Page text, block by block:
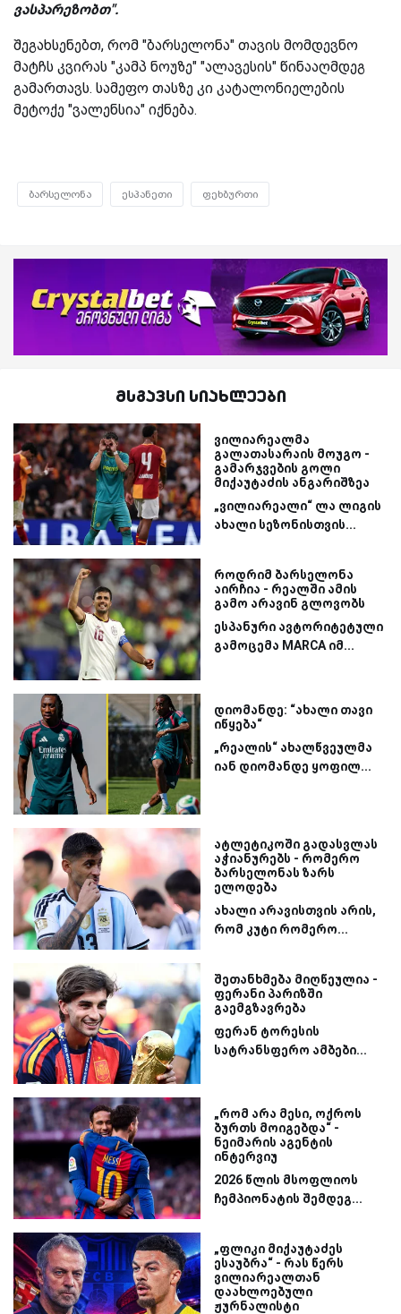
ვასპარეზობთ".
შეგახსენებთ, რომ "ბარსელონა" თავის მომდევნო
მატჩს კვირას "კამპ ნოუზე" "ალავესის" წინააღმდეგ
გამართავს. სამეფო თასზე კი კატალონიელების
მეტოქე "ვალენსია" იქნება.
ბარსელონა ესპანეთი ფეხბურთი
მსგავსი სიახლეები
ვილიარეალმა
გალათასარაის მოუგო -
გამარჯვების გოლი
მიქაუტაძის ანგარიშზეა
„ვილიარეალი“ ლა ლიგის
ახალი სეზონისთვის...
როდრიმ ბარსელონა
აირჩია - რეალში ამის
გამო არავინ გლოვობს
ესპანური ავტორიტეტული
გამოცემა MARCA იმ...
დიომანდე: “ახალი თავი
იწყება“
„რეალის“ ახალწვეულმა
იან დიომანდე ყოფილ...
ატლეტიკოში გადასვლას
აჭიანურებს - რომერო
ბარსელონას ზარს
ელოდება
ახალი არავისთვის არის,
რომ კუტი რომერო...
შეთანხმება მიღწეულია -
ფერანი პარიზში
გაემგზავრება
ფერან ტორესის
სატრანსფერო ამბები...
„რომ არა მესი, ოქროს
ბურთს მოიგებდა“ -
ნეიმარის აგენტის
ინტერვიუ
2026 წლის მსოფლიოს
ჩემპიონატის შემდეგ...
„ფლიკი მიქაუტაძეს
ესაუბრა“ - რას წერს
ვილიარეალთან
დაახლოებული
ჟურნალისტი